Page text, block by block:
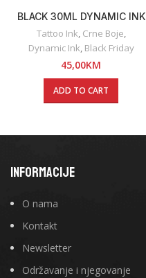
BLACK 30ML DYNAMIC INK
Tattoo Ink, Crne Boje,
Dynamic Ink, Black Friday
45,00KM
ADD TO CART
INFORMACIJE
O nama
Kontakt
Newsletter
Održavanje i njegovanje